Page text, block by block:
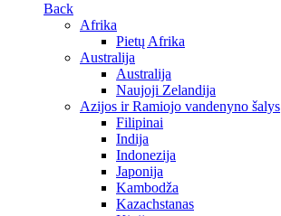
Back
Afrika
Pietų Afrika
Australija
Australija
Naujoji Zelandija
Azijos ir Ramiojo vandenyno šalys
Filipinai
Indija
Indonezija
Japonija
Kambodža
Kazachstanas